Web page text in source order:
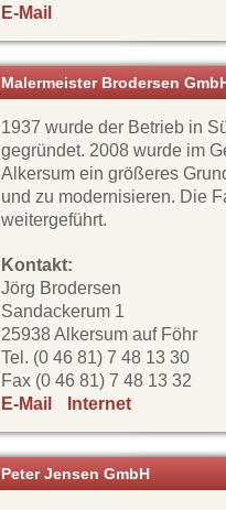
E-Mail
Malermeister Brodersen
1937 wurde der Betrieb in
gegründet. 2008 wurde im
Alkersum ein größeres
und zu modernisieren. Die
weitergeführt.
Kontakt:
Jörg Brodersen
Sandackerum 1
25938 Alkersum auf Föhr
Tel. (0 46 81) 7 48 13 30
Fax (0 46 81) 7 48 13 32
E-Mail
Internet
Peter Jensen GmbH